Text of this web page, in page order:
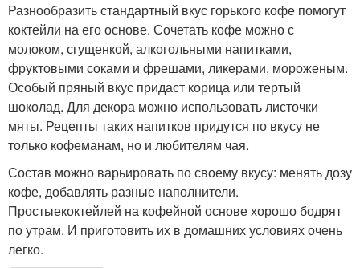
Разнообразить стандартный вкус горького кофе помогут
коктейли на его основе. Сочетать кофе можно с
молоком, сгущенкой, алкогольными напитками,
фруктовыми соками и фрешами, ликерами, мороженым.
Особый пряный вкус придаст корица или тертый
шоколад. Для декора можно использовать листочки
мяты. Рецепты таких напитков придутся по вкусу не
только кофеманам, но и любителям чая.
Состав можно варьировать по своему вкусу: менять дозу
кофе, добавлять разные наполнители.
Простыекоктейлей на кофейной основе хорошо бодрят
по утрам. И приготовить их в домашних условиях очень
легко.